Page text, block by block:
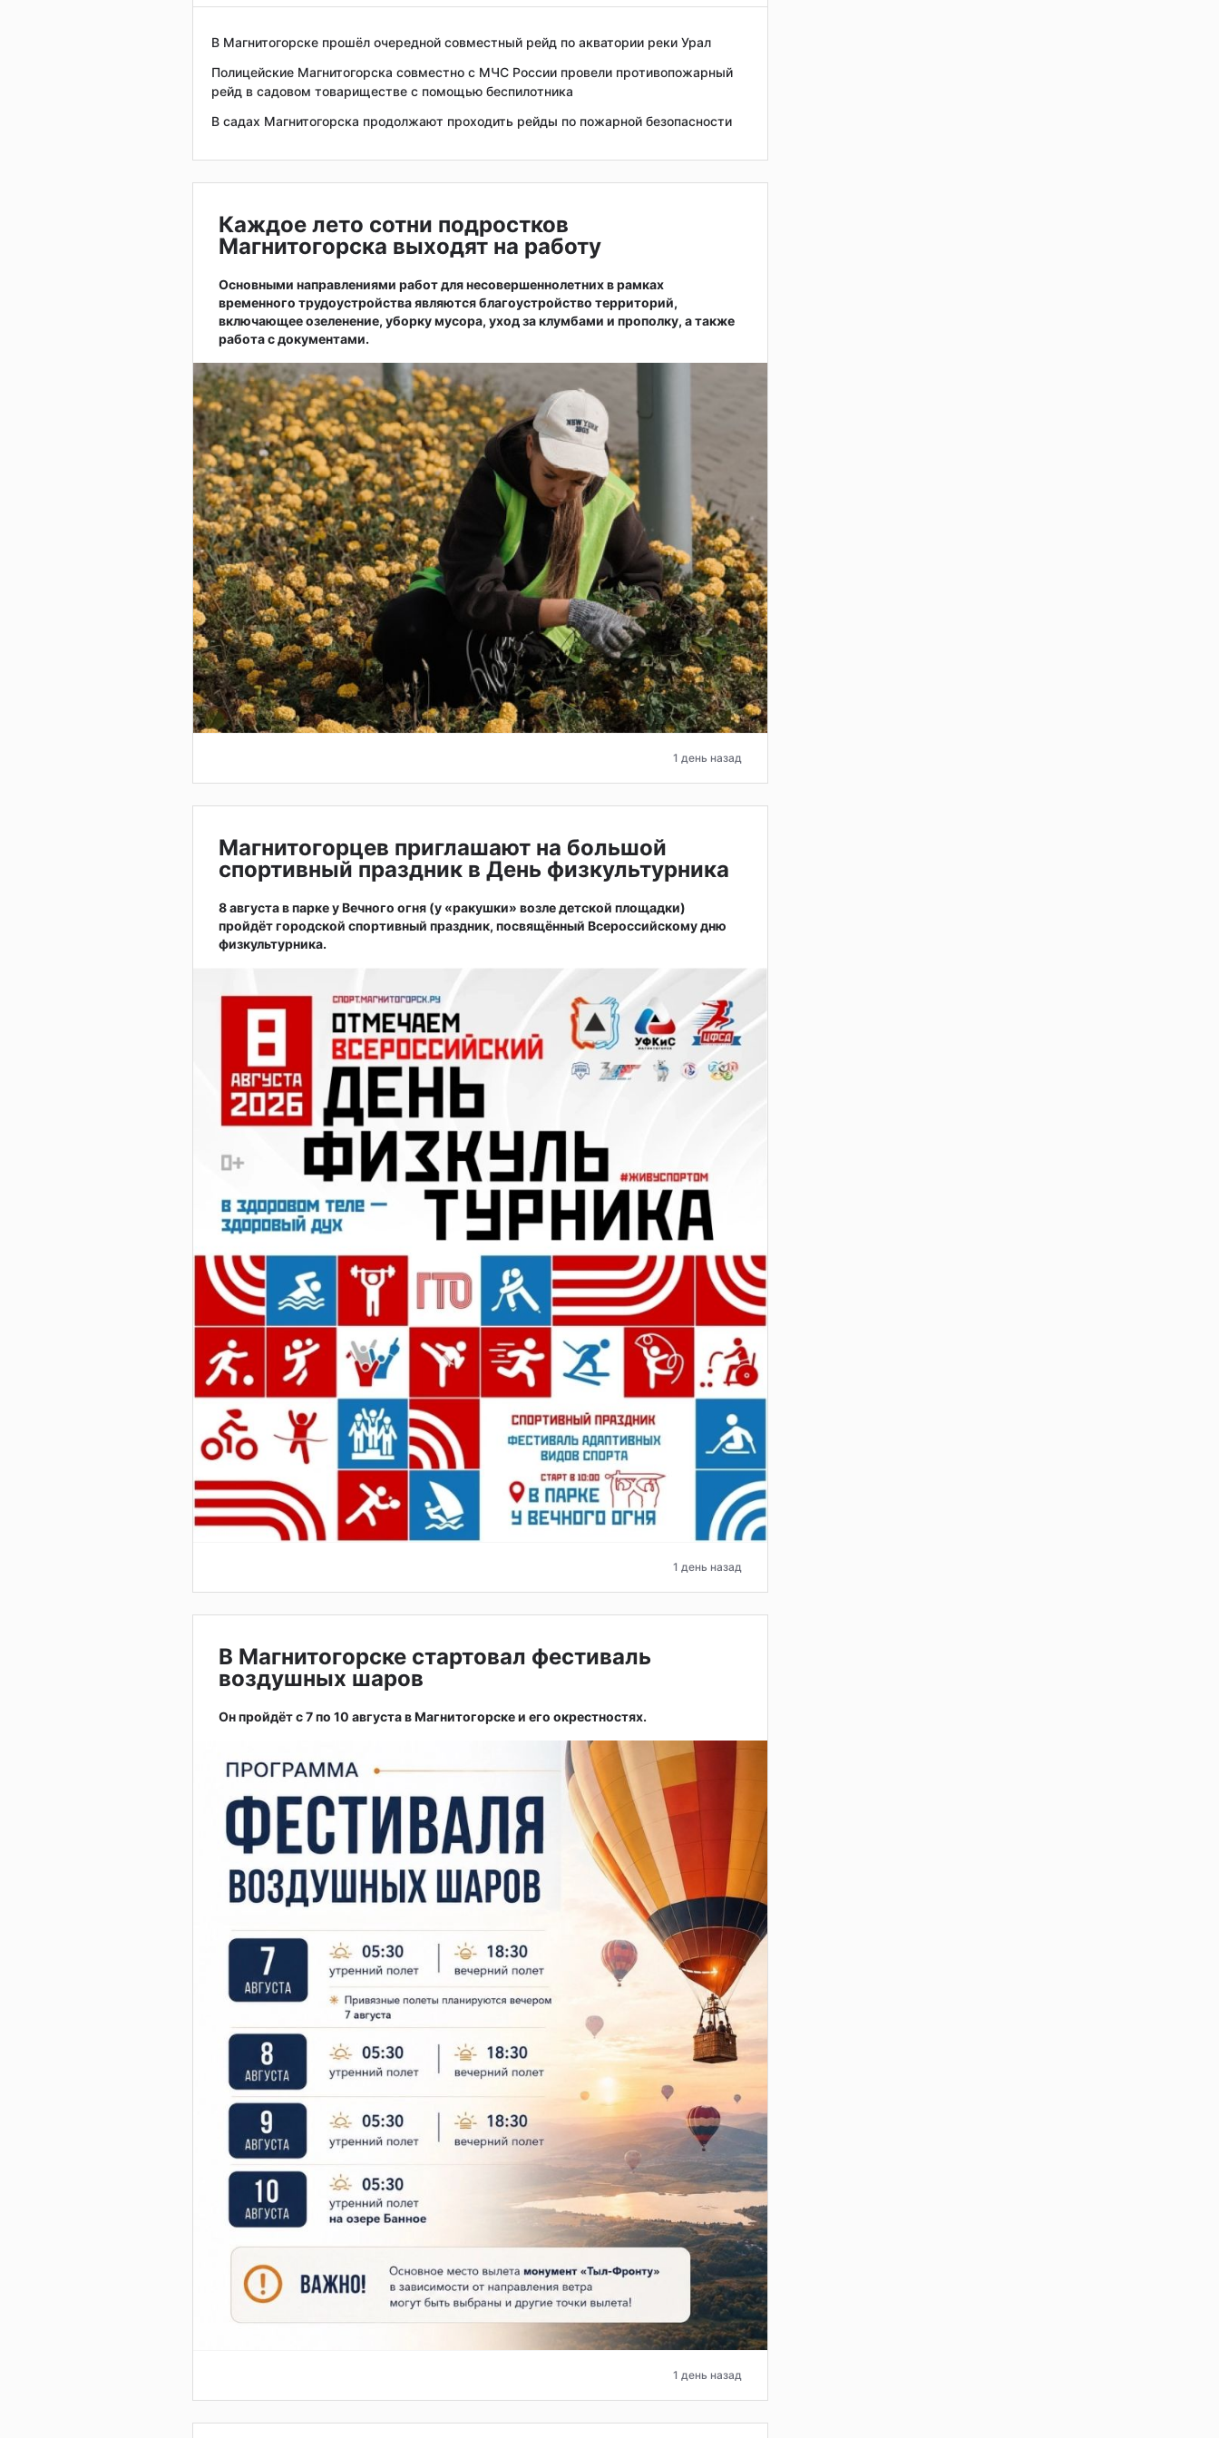
В Магнитогорске прошёл очередной совместный рейд по акватории реки Урал
Полицейские Магнитогорска совместно с МЧС России провели противопожарный
рейд в садовом товариществе с помощью беспилотника
В садах Магнитогорска продолжают проходить рейды по пожарной безопасности
Каждое лето сотни подростков
Магнитогорска выходят на работу
Основными направлениями работ для несовершеннолетних в рамках
временного трудоустройства являются благоустройство территорий,
включающее озеленение, уборку мусора, уход за клумбами и прополку, а также
работа с документами.
1 день назад
Магнитогорцев приглашают на большой
спортивный праздник в День физкультурника
8 августа в парке у Вечного огня (у «ракушки» возле детской площадки)
пройдёт городской спортивный праздник, посвящённый Всероссийскому дню
физкультурника.
1 день назад
В Магнитогорске стартовал фестиваль
воздушных шаров
Он пройдёт с 7 по 10 августа в Магнитогорске и его окрестностях.
1 день назад